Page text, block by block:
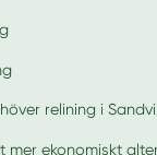
relining i
mer ekonomiskt